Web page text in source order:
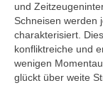
und
Schneisen werden
charakterisiert.
konfliktreiche und
wenigen
glückt über weite